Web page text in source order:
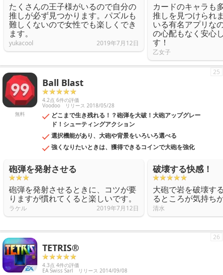
たくさんの王子様がいるので自分の
推しが必ず見つかります。パズルも
難しくないので女性でも楽しくでき
ます。
yukacool 2019年7月12日
カードのキャラも
推しを見つけられ
いる有名アプリな
の心配もなく安心
す！
乙女子
無料
Ball Blast
4.2点 6件の評価
Voodoo リリース 2018/05/28
どこまで生き残れる！？砲弾を大破！大砲アップグレー
ド！シューティングアクション
選択機能があり、大砲や背景をいろいろ選べる
強くなりたいときは、獲得できるコインで大砲を強化
25
砲弾を発射させる
砲弾を発射させるときに、コツが要
りますが慣れてくると楽しいです。
ラケル 2019年7月12日
破壊する快感！
大砲で岩を破壊す
るところが気持ち
清水
TETRIS®
4.3点 4件の評価
EA Swiss Sarl リリース 2014/09/08
26